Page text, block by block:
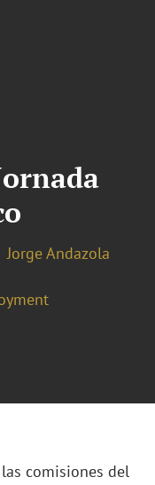
Jorge Andazola
comisiones del